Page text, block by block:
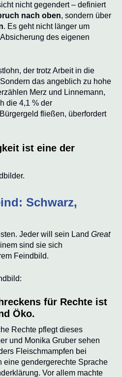
nicht gegendert – definiert
nach oben, sondern über
. Es geht nicht länger um
des eigenen
der trotz Arbeit in die
das angeblich zu hohe
Merz und Linnemann,
die 4,1 % der
fließen, überfordert
ist eine der
Schwarz,
Jeder will sein LandGreat
sind sie sich
Feindbild.
für Rechte ist
Öko.
Rechte pflegt dieses
und Monika Gruber sehen
Fleischmampfen bei
eine gendergerechte Sprache
Vor allem machte